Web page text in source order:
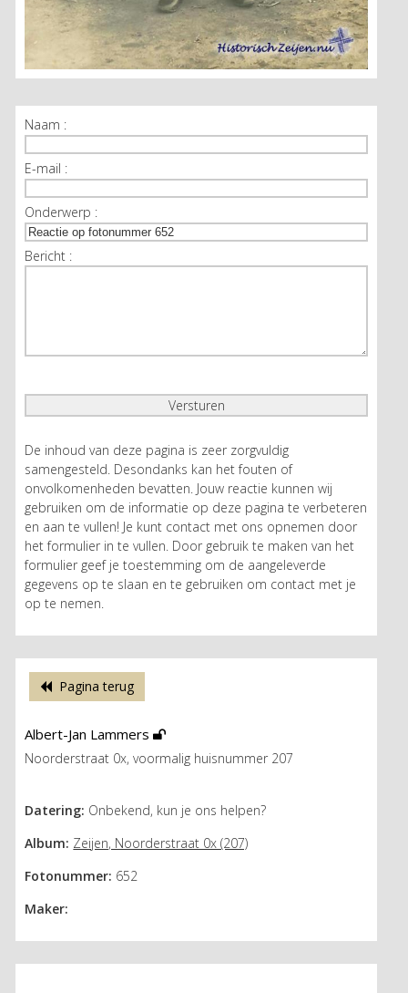
Naam :
E-mail :
Onderwerp :
Bericht :
De inhoud van deze pagina is zeer zorgvuldig
samengesteld. Desondanks kan het fouten of
onvolkomenheden bevatten. Jouw reactie kunnen wij
gebruiken om de informatie op deze pagina te verbeteren
en aan te vullen! Je kunt contact met ons opnemen door
het formulier in te vullen. Door gebruik te maken van het
formulier geef je toestemming om de aangeleverde
gegevens op te slaan en te gebruiken om contact met je
op te nemen.
Pagina terug
Albert-Jan Lammers
Noorderstraat 0x, voormalig huisnummer 207
Datering: Onbekend, kun je ons helpen?
Album: Zeijen, Noorderstraat 0x (207)
Fotonummer: 652
Maker: